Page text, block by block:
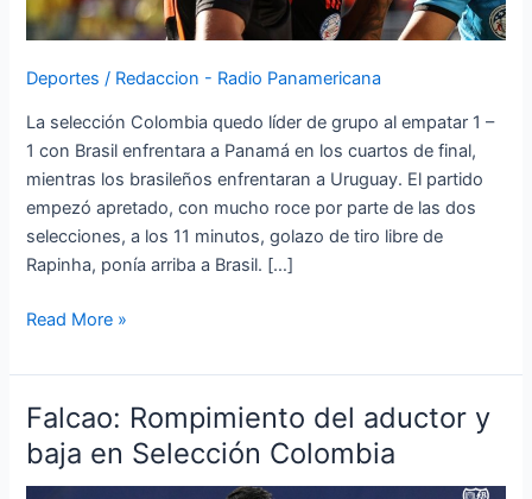
Deportes / Redaccion - Radio Panamericana
La selección Colombia quedo líder de grupo al empatar 1 –
1 con Brasil enfrentara a Panamá en los cuartos de final,
mientras los brasileños enfrentaran a Uruguay. El partido
empezó apretado, con mucho roce por parte de las dos
selecciones, a los 11 minutos, golazo de tiro libre de
Rapinha, ponía arriba a Brasil. […]
D
Read More »
Falcao: Rompimiento del aductor y
baja en Selección Colombia
Falcao:
Rompimiento
del